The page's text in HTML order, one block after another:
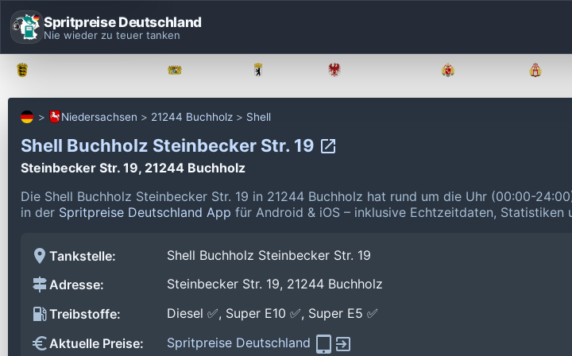
Spritpreise Deutschland
Nie wieder zu teuer tanken
Niedersachsen 21244 Buchholz Shell
Shell Buchholz Steinbecker Str. 19
Steinbecker Str. 19, 21244 Buchholz
Die Shell Buchholz Steinbecker Str. 19 in 21244 Buchholz hat rund um die Uhr (00:00-
in der Spritpreise Deutschland App für Android & iOS – inklusive Echtzeitdaten,
Tankstelle:
Shell Buchholz Steinbecker Str. 19
Adresse:
Steinbecker Str. 19, 21244 Buchholz
Treibstoffe:
Diesel ✅, Super E10 ✅, Super E5 ✅
Aktuelle Preise:
Spritpreise Deutschland